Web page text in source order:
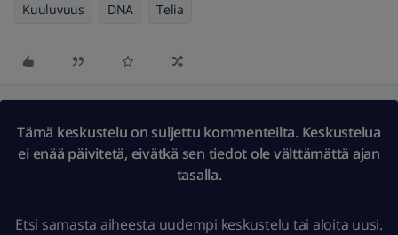
Kuuluvuus DNA Telia
Tämä keskustelu on suljettu kommenteilta. Keskustelua
ei enää päivitetä, eivätkä sen tiedot ole välttämättä ajan
tasalla.
Etsi samasta aiheesta uudempi keskustelu tai aloita uusi.